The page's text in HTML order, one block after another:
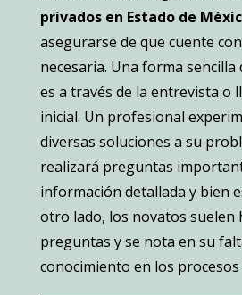
privados en Estado de
asegurarse de que cuente
necesaria. Una forma sencilla
es a través de la entrevista o
inicial. Un profesional
diversas soluciones a su
realizará preguntas
información detallada y bien
otro lado, los novatos suelen
preguntas y se nota en su
conocimiento en los